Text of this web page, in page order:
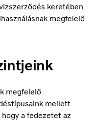
keretében
megfelelő
megfelelő
mellett
a fedezetet az